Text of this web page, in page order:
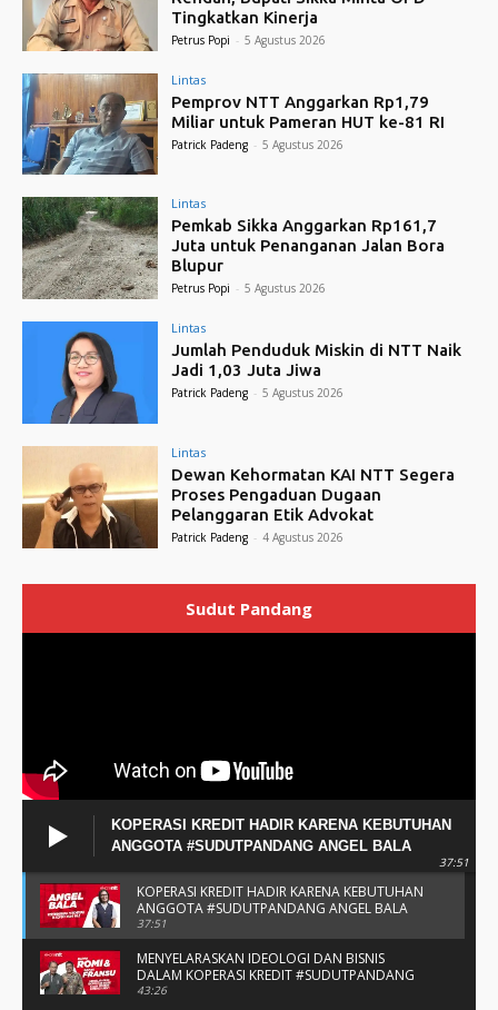
Tingkatkan Kinerja
Petrus Popi - 5 Agustus 2026
Lintas
Pemprov NTT Anggarkan Rp1,79
Miliar untuk Pameran HUT ke-81 RI
Patrick Padeng - 5 Agustus 2026
Lintas
Pemkab Sikka Anggarkan Rp161,7
Juta untuk Penanganan Jalan Bora
Blupur
Petrus Popi - 5 Agustus 2026
Lintas
Jumlah Penduduk Miskin di NTT Naik
Jadi 1,03 Juta Jiwa
Patrick Padeng - 5 Agustus 2026
Lintas
Dewan Kehormatan KAI NTT Segera
Proses Pengaduan Dugaan
Pelanggaran Etik Advokat
Patrick Padeng - 4 Agustus 2026
Sudut Pandang
KOPERASI KREDIT HADIR KARENA KEBUTUHAN
ANGGOTA #SUDUTPANDANG ANGEL BALA
37:51
KOPERASI KREDIT HADIR KARENA KEBUTUHAN
ANGGOTA #SUDUTPANDANG ANGEL BALA
37:51
MENYELARASKAN IDEOLOGI DAN BISNIS
DALAM KOPERASI KREDIT #SUDUTPANDANG
BAPAK ROMI & BAPAK FRANSU
43:26